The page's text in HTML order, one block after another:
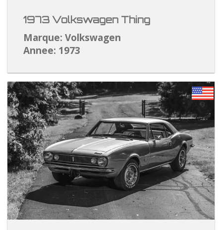
1973 Volkswagen Thing
Marque: Volkswagen
Annee: 1973